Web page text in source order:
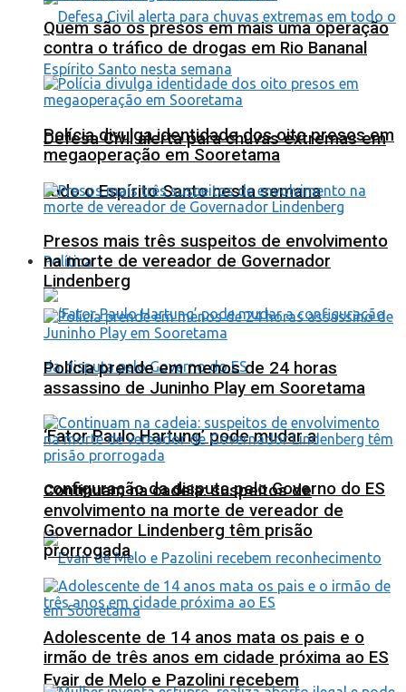
Defesa Civil alerta para chuvas extremas em
todo o Espírito Santo nesta semana
Política
‘Fator Paulo Hartung’ pode mudar a
configuração da disputa pelo Governo do ES
Evair de Melo e Pazolini recebem
Quem são os presos em mais uma operação
contra o tráfico de drogas em Rio Bananal
Polícia divulga identidade dos oito presos em
megaoperação em Sooretama
Presos mais três suspeitos de envolvimento
na morte de vereador de Governador
Lindenberg
Polícia prende em menos de 24 horas
assassino de Juninho Play em Sooretama
Continuam na cadeia: suspeitos de
envolvimento na morte de vereador de
Governador Lindenberg têm prisão
prorrogada
Adolescente de 14 anos mata os pais e o
irmão de três anos em cidade próxima ao ES